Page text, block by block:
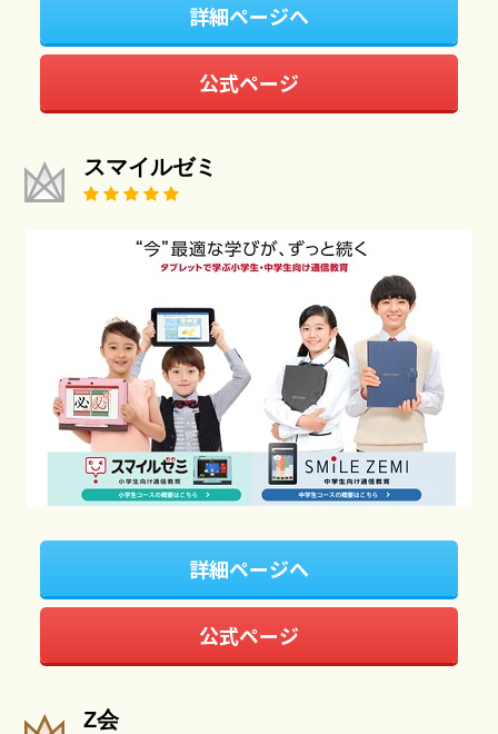
詳細ページへ
公式ページ
スマイルゼミ
詳細ページへ
公式ページ
Z会